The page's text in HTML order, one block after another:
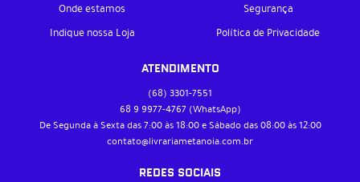
Onde estamos
Indique nossa Loja
Segurança
Política de Privacidade
ATENDIMENTO
(68) 3301-7551
68 9 9977-4767 (WhatsApp)
De Segunda à Sexta das 7:00 às 18:00 e Sábado das 08:00 às 12:00
contato@livrariametanoia.com.br
REDES SOCIAIS